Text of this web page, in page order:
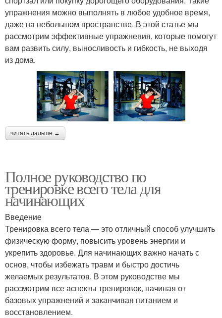
упражнения можно выполнять в любое удобное время,
даже на небольшом пространстве. В этой статье мы
рассмотрим эффективные упражнения, которые помогут
вам развить силу, выносливость и гибкость, не выходя
из дома.
читать дальше →
Полное руководство по
тренировке всего тела для
начинающих
Введение
Тренировка всего тела — это отличный способ улучшить
физическую форму, повысить уровень энергии и
укрепить здоровье. Для начинающих важно начать с
основ, чтобы избежать травм и быстро достичь
желаемых результатов. В этом руководстве мы
рассмотрим все аспекты тренировок, начиная от
базовых упражнений и заканчивая питанием и
восстановлением.